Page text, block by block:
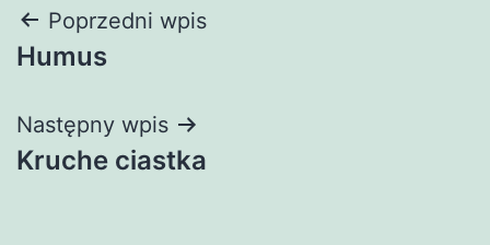
Nawigacja
wpisu
Poprzedni wpis
Humus
Następny wpis
Kruche ciastka